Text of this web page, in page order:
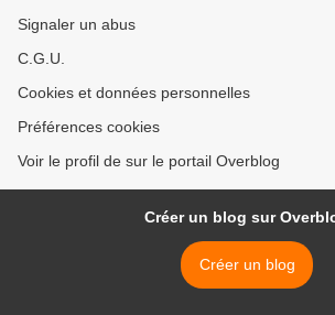
Signaler un abus
C.G.U.
Cookies et données personnelles
Préférences cookies
Voir le profil de sur le portail Overblog
Créer un blog sur
Créer un blog